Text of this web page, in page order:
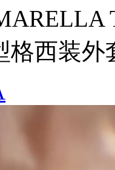
格西装外